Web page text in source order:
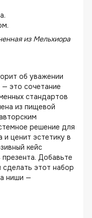
из Мельхиора
об уважении
— это сочетание
стандартов
из пищевой
решение для
и ценит эстетику в
кейс
Добавьте
сделать этот набор
ниши —